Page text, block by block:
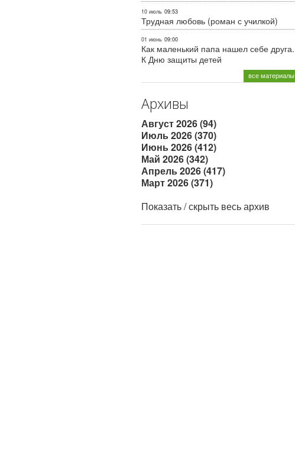
10 июль 09:53
Трудная любовь (роман с училкой)
01 июнь 09:00
Как маленький папа нашел себе друга.
К Дню защиты детей
все материалы
Архивы
Август 2026 (94)
Июль 2026 (370)
Июнь 2026 (412)
Май 2026 (342)
Апрель 2026 (417)
Март 2026 (371)
Показать / скрыть весь архив